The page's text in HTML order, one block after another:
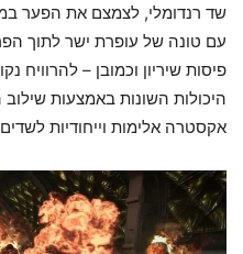
שד רנדומלי, לצמצם את הפער
עם טונה של עופרת ישר לתוך
פיסות שיריון וכמובן –
אקסטרה אלימות וייחודיות